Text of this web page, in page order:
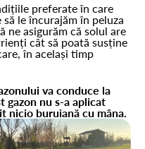
preferate în care
le încurajăm în peluza
ne asigurăm că solul are
cât să poată susține
în același timp
va conduce la
gazon nu s-a aplicat
nicio buruiană cu mâna.